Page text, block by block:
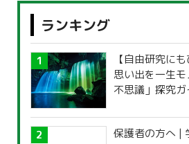
ランキング
【自由研究に
思い出を一生
不思議」探究ガ
保護者の方へ |